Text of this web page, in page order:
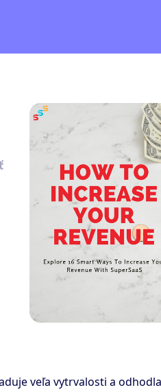
veľa vytrvalosti a